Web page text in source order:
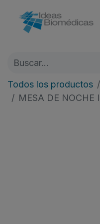
Todos los productos
MESA DE NOCHE